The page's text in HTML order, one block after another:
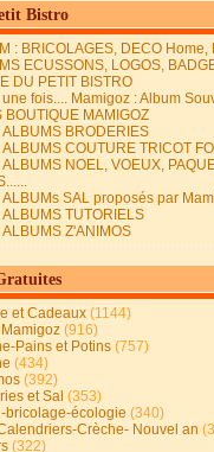
Bistro
: BRICOLAGES, DECO Home,
ECUSSONS, LOGOS,
DU PETIT BISTRO
fois.... Mamigoz : Album
BOUTIQUE MAMIGOZ
ALBUMS BRODERIES
ALBUMS COUTURE TRICOT
ALBUMS NOEL, VOEUX,
ALBUMs SAL proposés par
ALBUMS TUTORIELS
ALBUMS Z'ANIMOS
et Cadeaux (1144)
(916)
Pains et Potins (757)
(434)
(392)
et Sal (353)
bricolage-écologie (340)
Crèche- Nouvel an
(322)